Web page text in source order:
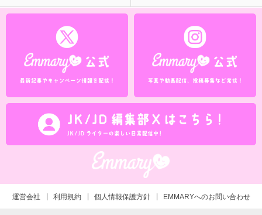
運営会社 利用規約 個人情報保護方針 EMMARYへのお問い合わせ